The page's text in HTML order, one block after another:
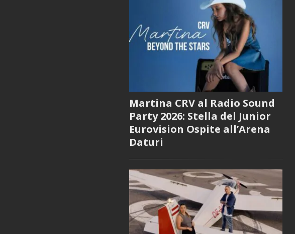
Martina CRV al Radio Sound
Party 2026: Stella del Junior
Eurovision Ospite all’Arena
Daturi